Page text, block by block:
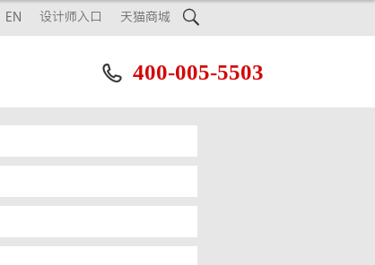

EN 设计师入口 天猫商城
 400-005-5503